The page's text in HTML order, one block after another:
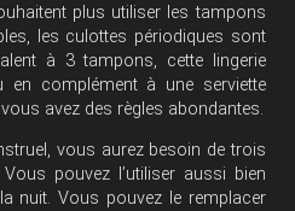
plus utiliser les tampons
les culottes périodiques sont
à 3 tampons, cette lingerie
complément à une serviette
avez des règles abondantes.
vous aurez besoin de trois
pouvez l’utiliser aussi bien
nuit. Vous pouvez le remplacer